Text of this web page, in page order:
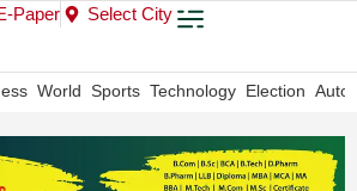
Paper Select City
World Sports Technology Election Auto